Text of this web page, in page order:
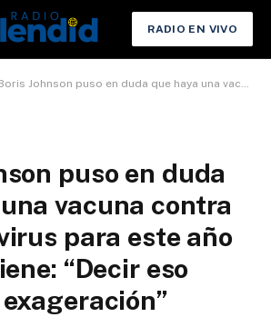
RADIO EN VIVO
Johnson puso en duda que haya una vacuna contra el coronavirus para este año o el que viene: “Decir eso sería una exageración”
puso en duda
vacuna contra
para este año
“Decir eso